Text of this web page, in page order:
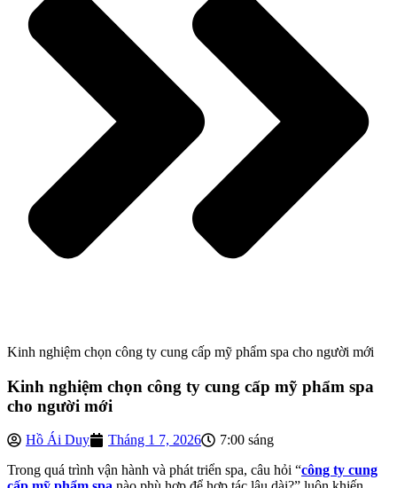
Kinh nghiệm chọn công ty cung cấp mỹ phẩm spa cho người mới
Kinh nghiệm chọn công ty cung cấp mỹ phẩm spa
cho người mới
Hồ Ái Duy Tháng 1 7, 2026
7:00 sáng
Trong quá trình vận hành và phát triển spa, câu hỏi “công ty cung